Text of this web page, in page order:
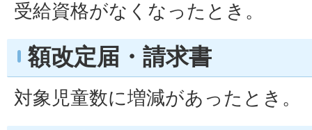
受給資格がなくなったとき。
額改定届・請求書
対象児童数に増減があったとき。